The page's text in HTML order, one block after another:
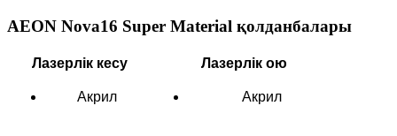
AEON Nova16 Super Material қолданбалары
Лазерлік кесу Лазерлік ою
Акрил Акрил